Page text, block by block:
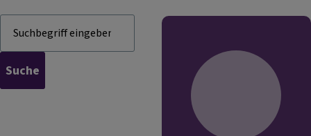
Suche